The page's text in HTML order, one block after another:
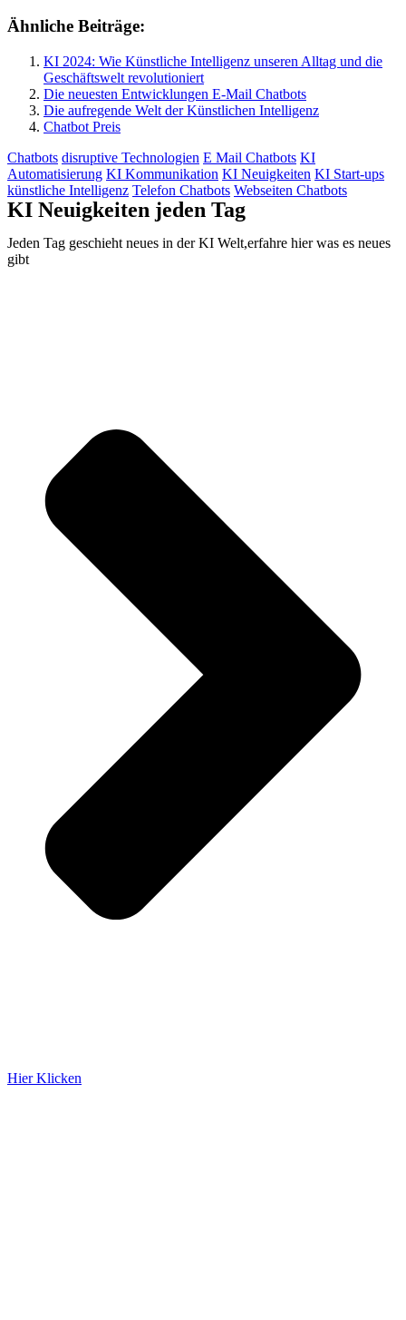
Ähnliche Beiträge:
KI 2024: Wie Künstliche Intelligenz unseren Alltag und die
Geschäftswelt revolutioniert
Die neuesten Entwicklungen E-Mail Chatbots
Die aufregende Welt der Künstlichen Intelligenz
Chatbot Preis
Chatbots disruptive Technologien E Mail Chatbots KI
Automatisierung KI Kommunikation KI Neuigkeiten KI Start-ups
künstliche Intelligenz Telefon Chatbots Webseiten Chatbots
KI Neuigkeiten jeden Tag
Jeden Tag geschieht neues in der KI Welt,erfahre hier was es neues
gibt
Hier Klicken